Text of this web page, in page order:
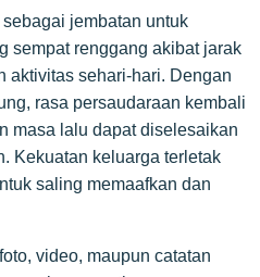
jembatan untuk
sempat renggang akibat jarak
aktivitas sehari-hari. Dengan
rasa persaudaraan kembali
masa lalu dapat diselesaikan
Kekuatan keluarga terletak
saling memaafkan dan
video, maupun catatan